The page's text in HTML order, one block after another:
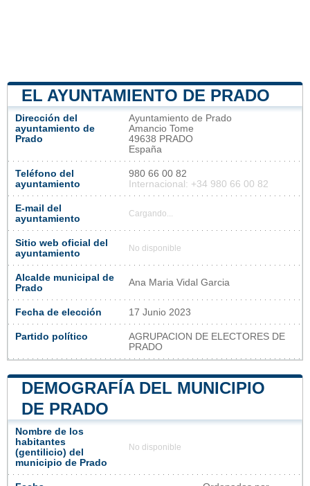
EL AYUNTAMIENTO DE PRADO
Dirección del
ayuntamiento de
Prado
Ayuntamiento de Prado
Amancio Tome
49638 PRADO
España
Teléfono del
ayuntamiento
980 66 00 82
Internacional: +34 980 66 00 82
E-mail del
ayuntamiento
Cargando...
Sitio web oficial del
ayuntamiento
No disponible
Alcalde municipal de
Prado
Ana Maria Vidal Garcia
Fecha de elección 17 Junio 2023
Partido político
AGRUPACION DE ELECTORES DE
PRADO
DEMOGRAFÍA DEL MUNICIPIO
DE PRADO
Nombre de los
habitantes
(gentilicio) del
municipio de Prado
No disponible